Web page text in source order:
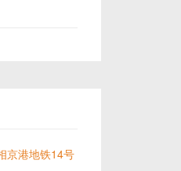
京港地铁14号